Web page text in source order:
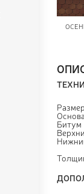
Размер
Основа
Битум